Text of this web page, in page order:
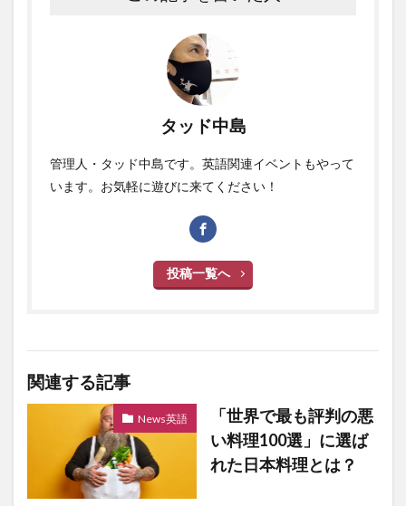
タッド中島
管理人・タッド中島です。英語関連イベントもやって
います。お気軽に遊びに来てください！
投稿一覧へ
関連する記事
News英語
「世界で最も評判の悪
い料理100選」に選ば
れた日本料理とは？